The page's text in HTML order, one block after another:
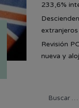
233,6%
extranjeros
Revisión
nueva y